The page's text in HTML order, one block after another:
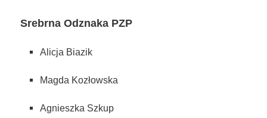
Srebrna Odznaka PZP
Alicja Biazik
Magda Kozłowska
Agnieszka Szkup